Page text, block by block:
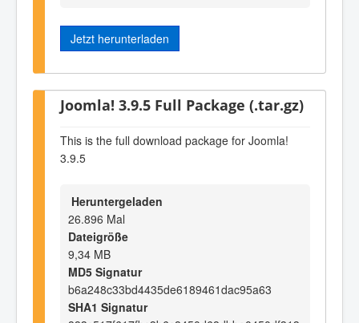
Jetzt herunterladen
Joomla! 3.9.5 Full Package (.tar.gz)
This is the full download package for Joomla!
3.9.5
Heruntergeladen
26.896 Mal
Dateigröße
9,34 MB
MD5 Signatur
b6a248c33bd4435de6189461dac95a63
SHA1 Signatur